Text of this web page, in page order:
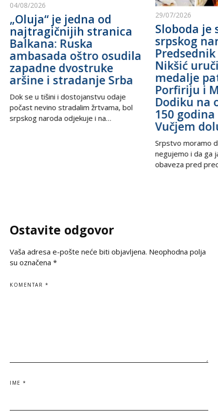
04/08/2026
„Oluja“ je jedna od
najtragičnijih stranica
Balkana: Ruska
ambasada oštro osudila
zapadne dvostruke
aršine i stradanje Srba
Dok se u tišini i dostojanstvu odaje
počast nevino stradalim žrtvama, bol
srpskog naroda odjekuje i na
29/07/2026
Sloboda je
srpskog
Nikšić
medalje
Porfiriju i
Dodiku na
150
Vučjem
Srpstvo moramo
negujemo i da ga
obaveza pred
Ostavite odgovor
Vaša adresa e-pošte neće biti objavljena. Neophodna polja
su označena *
KOMENTAR *
IME *